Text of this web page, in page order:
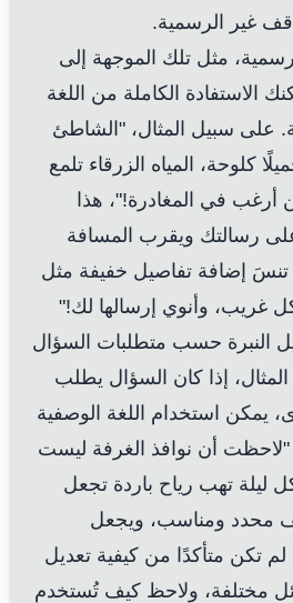
غير الرسمية.
مثل تلك الموجهة إلى
الاستفادة الكاملة من اللغة
على سبيل المثال، "الشاطئ
كلوحة، المياه الزرقاء تلمع
في المغادرة!"، هذا
رسالتك ويقرب المسافة
تنسَ إضافة تفاصيل خفيفة مثل
وأنوي إرسالها لك!"
النبرة حسب متطلبات السؤال
إذا كان السؤال يطلب
يمكن استخدام اللغة الوصفية
"لاحظت أن نوافذ الغرفة ليست
ليلة تهب رياح باردة تجعل
محدد ومناسب، ويجعل
لم تكن متأكدًا من كيفية تعديل
مختلفة، ولاحظ كيف تُستخدم